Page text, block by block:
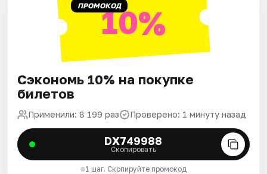
ПРОМОКОД10%
Сэкономь 10% на покупке
билетов
Применили: 8 199 раз Проверено: 1 минуту назад
DX749988
Скопировать
1 шаг. Скопируйте промокод